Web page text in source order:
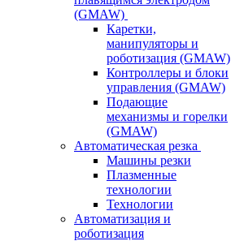
(GMAW)
Каретки,
манипуляторы и
роботизация (GMAW)
Контроллеры и блоки
управления (GMAW)
Подающие
механизмы и горелки
(GMAW)
Автоматическая резка
Машины резки
Плазменные
технологии
Технологии
Автоматизация и
роботизация